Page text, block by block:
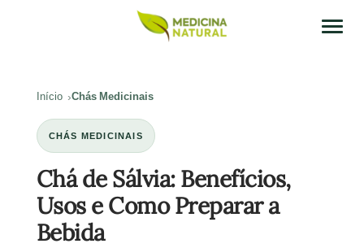
Início Chás Medicinais
CHÁS MEDICINAIS
Chá de Sálvia: Benefícios,
Usos e Como Preparar a
Bebida